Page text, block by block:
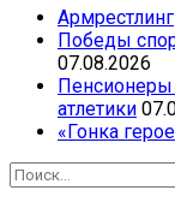
Армрестлинг
Победы
07.08.2026
Пенсионеры
атлетики
«Гонка
Найти: